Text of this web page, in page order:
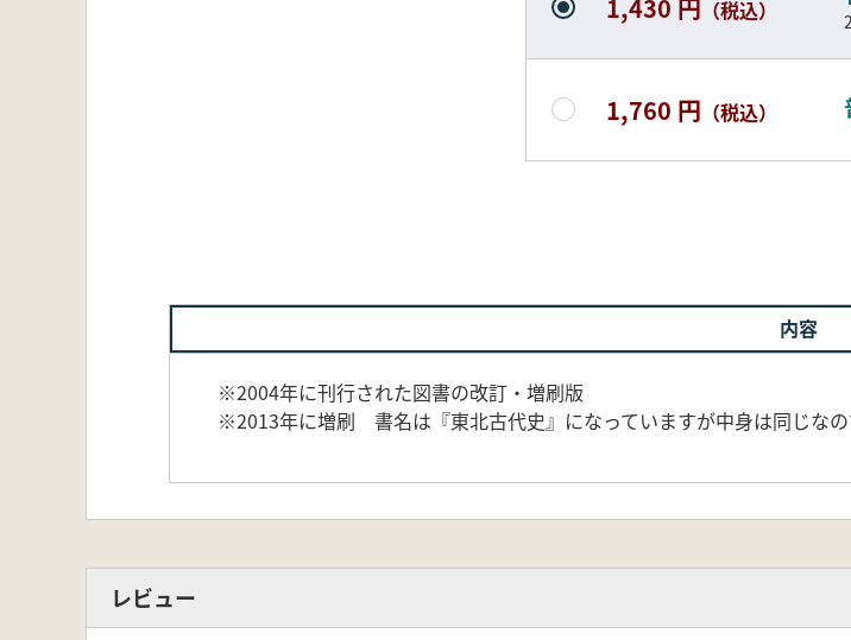
1,430 円 （税込）
1,760 円 （税込）
内容
※2004年に刊行された図書の改訂・増刷版
※2013年に増刷 書名は『東北古代史』になっていますが中身は同じな
レビュー